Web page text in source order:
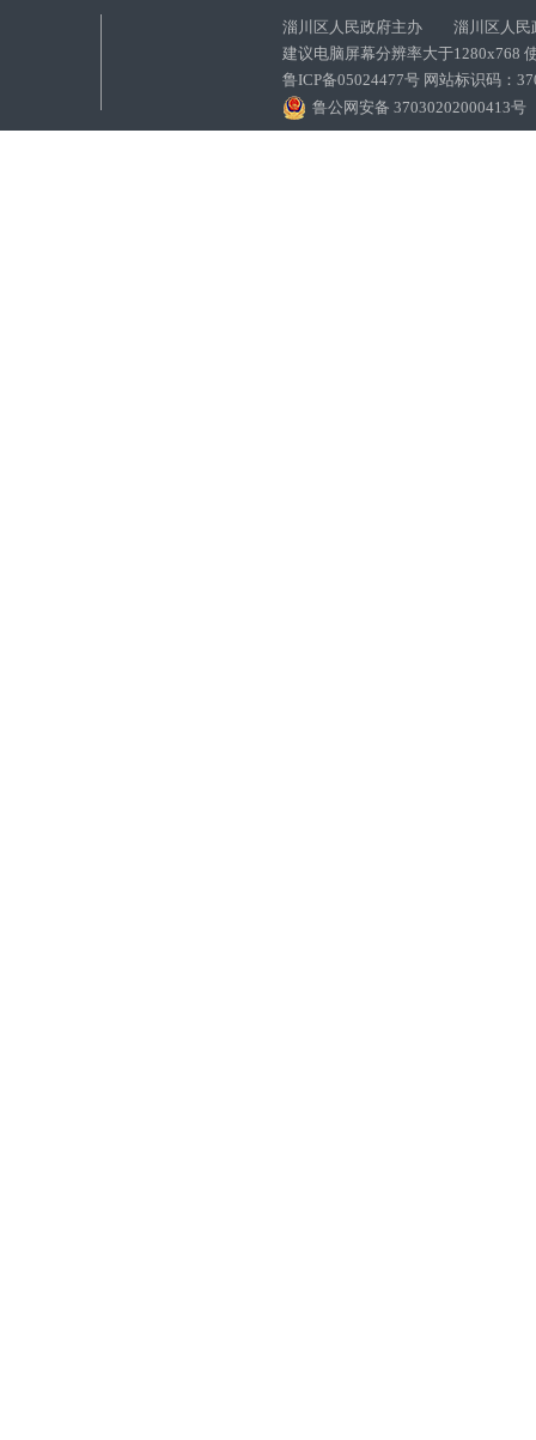
淄川区人民政府主办 淄川区人民
建议电脑屏幕分辨率大于1280x768
鲁ICP备05024477号 网站标识码：
鲁公网安备 37030202000413号